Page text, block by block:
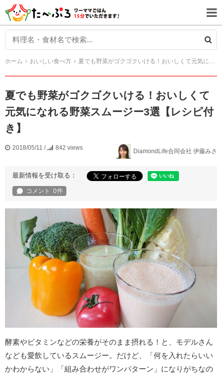
ホーム おいしい食べ方 夏でも野菜がゴクゴクいける！おいしくて元気になれる野菜スムージー3選【レシピ付き】
夏でも野菜がゴクゴクいける！おいしくて
元気になれる野菜スムージー3選【レシピ付
き】
2018/05/11 / 842 views DiamondLife合同会社 伊藤みさ
最新情報を受け取る：
酵素やビタミンなどの栄養がそのまま摂れる！と、モデルさん
なども愛飲しているスムージー。だけど、「何を入れたらいい
かわからない」「組み合わせがワンパターン」になりがちなの